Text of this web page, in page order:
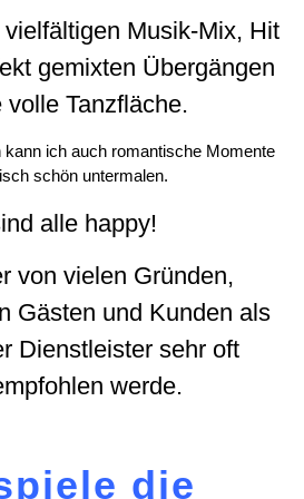
Musik-Mix, Hit
gemixten Übergängen
volle Tanzfläche.
ich auch romantische Momente
schön untermalen.
alle happy!
von vielen Gründen,
Gästen und Kunden als
Dienstleister sehr oft
werde.
die